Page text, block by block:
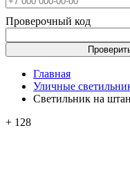
Проверочный код
Главная
Уличные
Светильник на
+ 128